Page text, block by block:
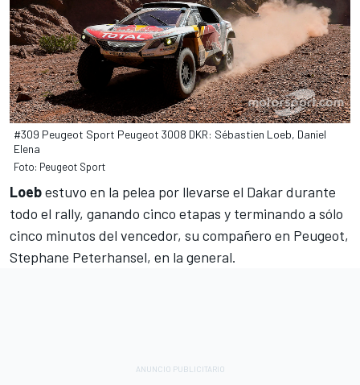
#309 Peugeot Sport Peugeot 3008 DKR: Sébastien Loeb, Daniel
Elena
Foto: Peugeot Sport
Loebestuvo en la pelea por llevarse el Dakar durante
todo el rally, ganando cinco etapas y terminando a sólo
cinco minutos del vencedor, su compañero en Peugeot,
Stephane Peterhansel, en la general.